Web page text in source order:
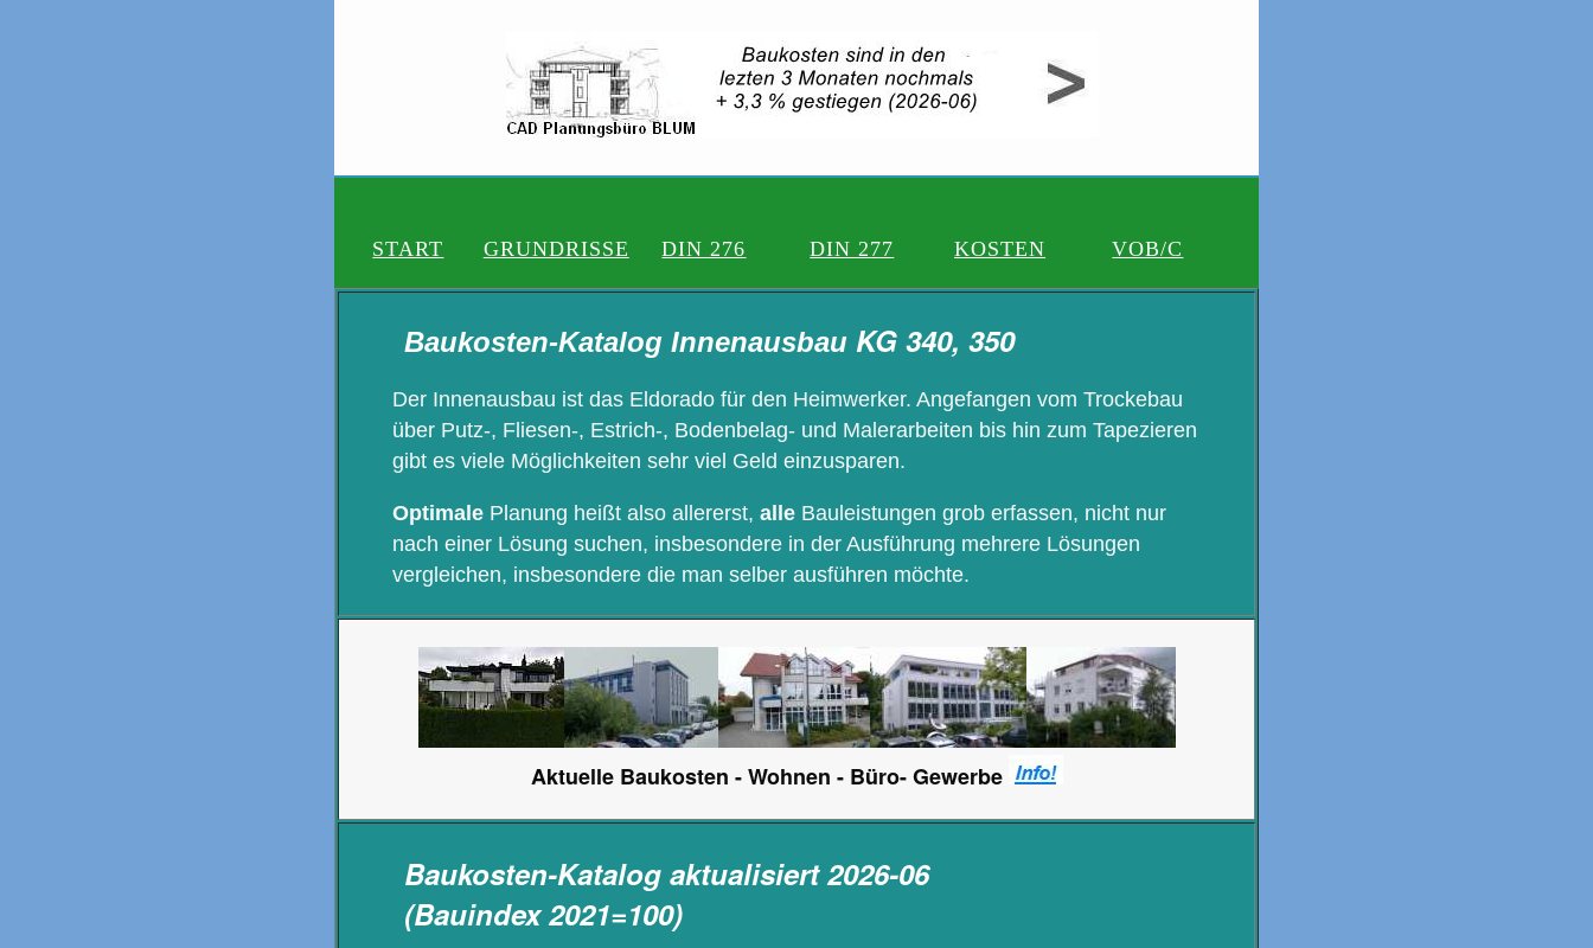
START GRUNDRISSE DIN 276 DIN 277 KOSTEN VOB/C
Baukosten-Katalog Innenausbau KG 340, 350
Der Innenausbau ist das Eldorado für den Heimwerker. Angefangen vom Trockebau
über Putz-, Fliesen-, Estrich-, Bodenbelag- und Malerarbeiten bis hin zum Tapezieren
gibt es viele Möglichkeiten sehr viel Geld einzusparen.
Optimale Planung heißt also allererst, alle Bauleistungen grob erfassen, nicht nur
nach einer Lösung suchen, insbesondere in der Ausführung mehrere Lösungen
vergleichen, insbesondere die man selber ausführen möchte.
Aktuelle Baukosten - Wohnen - Büro- Gewerbe
Baukosten-Katalog aktualisiert 2026-06
(Bauindex 2021=100)